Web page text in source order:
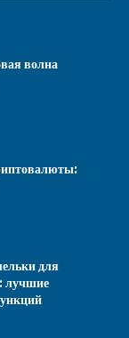
волна
для
лучшие